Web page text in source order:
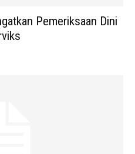
Pemeriksaan Dini